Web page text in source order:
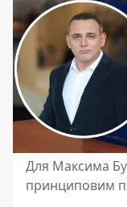
Для Максима
принциповим